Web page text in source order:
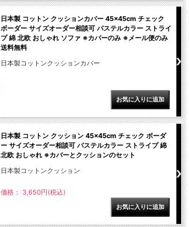
日本製 コットン クッションカバー 45×45cm チェック
ボーダー サイズオーダー相談可 パステルカラー ストライ
プ 綿 北欧 おしゃれ ソファ ※カバーのみ ※メール便のみ
送料無料
日本製コットンクッションカバー
日本製 コットン クッション 45×45cm チェック ボーダ
ー サイズオーダー相談可 パステルカラー ストライプ 綿
北欧 おしゃれ ※カバーとクッションのセット
日本製コットンクッション
価格： 3,650円(税込)